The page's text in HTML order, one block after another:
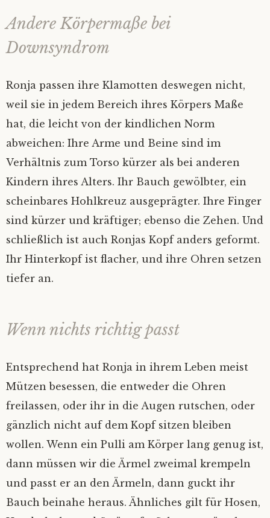
Andere Körpermaße bei
Downsyndrom
Ronja passen ihre Klamotten deswegen nicht,
weil sie in jedem Bereich ihres Körpers Maße
hat, die leicht von der kindlichen Norm
abweichen: Ihre Arme und Beine sind im
Verhältnis zum Torso kürzer als bei anderen
Kindern ihres Alters. Ihr Bauch gewölbter, ein
scheinbares Hohlkreuz ausgeprägter. Ihre Finger
sind kürzer und kräftiger; ebenso die Zehen. Und
schließlich ist auch Ronjas Kopf anders geformt.
Ihr Hinterkopf ist flacher, und ihre Ohren setzen
tiefer an.
Wenn nichts richtig passt
Entsprechend hat Ronja in ihrem Leben meist
Mützen besessen, die entweder die Ohren
freilassen, oder ihr in die Augen rutschen, oder
gänzlich nicht auf dem Kopf sitzen bleiben
wollen. Wenn ein Pulli am Körper lang genug ist,
dann müssen wir die Ärmel zweimal krempeln
und passt er an den Ärmeln, dann guckt ihr
Bauch beinahe heraus. Ähnliches gilt für Hosen,